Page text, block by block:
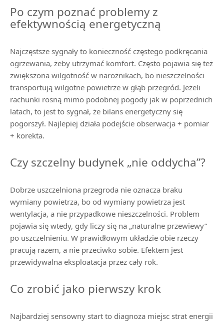
Po czym poznać problemy z
efektywnością energetyczną
Najczęstsze sygnały to konieczność częstego podkręcania
ogrzewania, żeby utrzymać komfort. Często pojawia się też
zwiększona wilgotność w narożnikach, bo nieszczelności
transportują wilgotne powietrze w głąb przegród. Jeżeli
rachunki rosną mimo podobnej pogody jak w poprzednich
latach, to jest to sygnał, że bilans energetyczny się
pogorszył. Najlepiej działa podejście obserwacja + pomiar
+ korekta.
Czy szczelny budynek „nie oddycha”?
Dobrze uszczelniona przegroda nie oznacza braku
wymiany powietrza, bo od wymiany powietrza jest
wentylacja, a nie przypadkowe nieszczelności. Problem
pojawia się wtedy, gdy liczy się na „naturalne przewiewy”
po uszczelnieniu. W prawidłowym układzie obie rzeczy
pracują razem, a nie przeciwko sobie. Efektem jest
przewidywalna eksploatacja przez cały rok.
Co zrobić jako pierwszy krok
Najbardziej sensowny start to diagnoza miejsc strat energii